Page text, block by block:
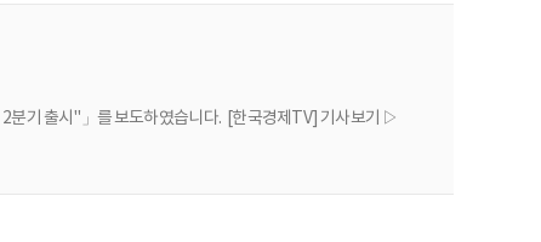
분기 출시"」를 보도하였습니다. [한국경제TV] 기사보기 ▷